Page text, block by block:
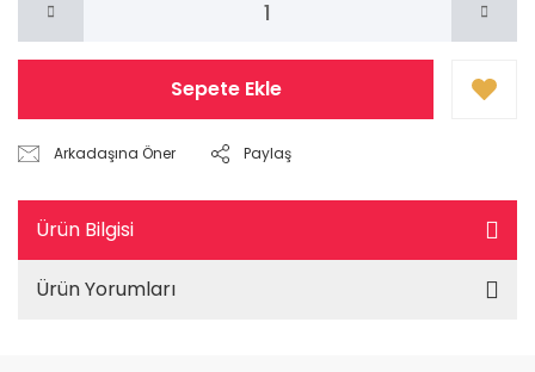
Sepete Ekle
Arkadaşına Öner Paylaş
Ürün Bilgisi
Ürün Yorumları